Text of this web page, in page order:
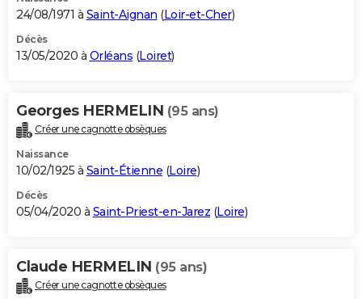
24/08/1971 à Saint-Aignan (Loir-et-Cher)
Décès
13/05/2020 à Orléans (Loiret)
Georges HERMELIN (95 ans)
Créer une cagnotte obsèques
Naissance
10/02/1925 à Saint-Étienne (Loire)
Décès
05/04/2020 à Saint-Priest-en-Jarez (Loire)
Claude HERMELIN (95 ans)
Créer une cagnotte obsèques